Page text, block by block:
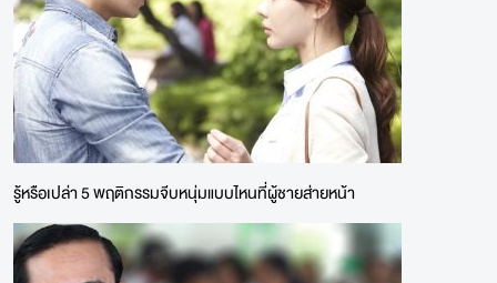
รู้หรือเปล่า 5 พฤติกรรมจีบหนุ่มแบบไหนที่ผู้ชายส่ายหน้า